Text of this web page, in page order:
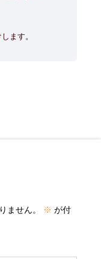
ます。
ません。 ※ が付